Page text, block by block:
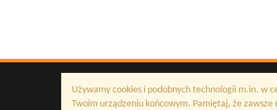
Używamy cookies i podobnych technologii m.in. w
Twoim urządzeniu końcowym. Pamiętaj, że zawsze